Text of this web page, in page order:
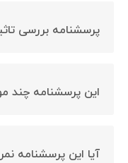
این پرسشنامه چند
آیا این پرسشنامه